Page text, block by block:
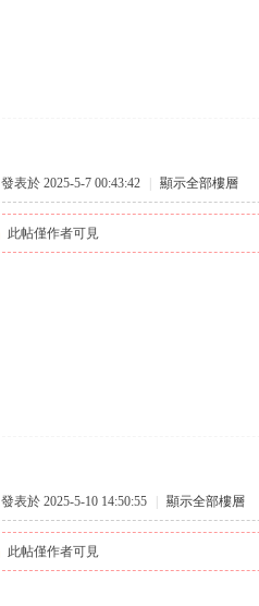
發表於 2025-5-7 00:43:42 顯示全部樓層
此帖僅作者可見
發表於 2025-5-10 14:50:55 顯示全部樓層
此帖僅作者可見